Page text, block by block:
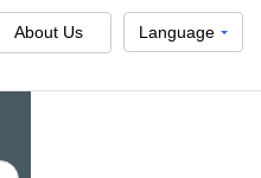
Language
About Us